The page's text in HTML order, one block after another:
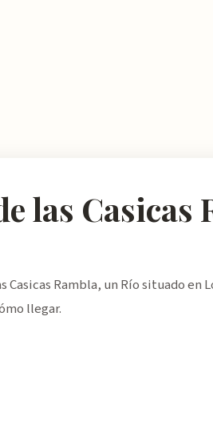
las Casicas
Casicas Rambla, un Río situado
llegar.